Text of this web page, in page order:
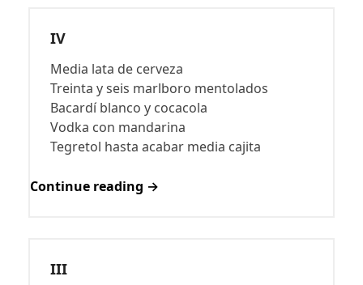
IV
Media lata de cerveza
Treinta y seis marlboro mentolados
Bacardí blanco y cocacola
Vodka con mandarina
Tegretol hasta acabar media cajita
Continue reading →
III